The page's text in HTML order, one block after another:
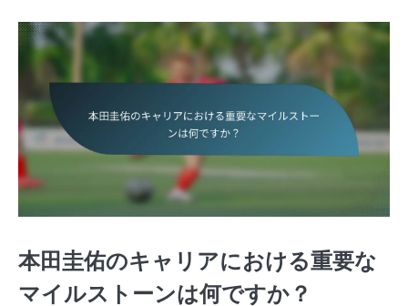
本田圭佑のキャリアにおける重要な
マイルストーンは何ですか？